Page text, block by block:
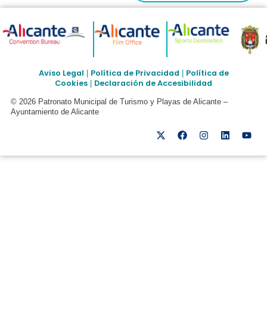
Aviso Legal Política de Privacidad
Política de
Cookies
Declaración de Accesibilidad
© 2026 Patronato Municipal de Turismo y Playas de Alicante –
Ayuntamiento de Alicante